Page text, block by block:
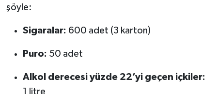
şöyle:
Sigaralar: 600 adet (3 karton)
Puro: 50 adet
Alkol derecesi yüzde 22’yi geçen içkiler:
1 litre